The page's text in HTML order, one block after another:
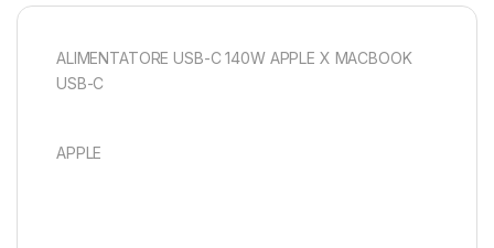
ALIMENTATORE USB-C 140W APPLE X MACBOOK
USB-C
APPLE